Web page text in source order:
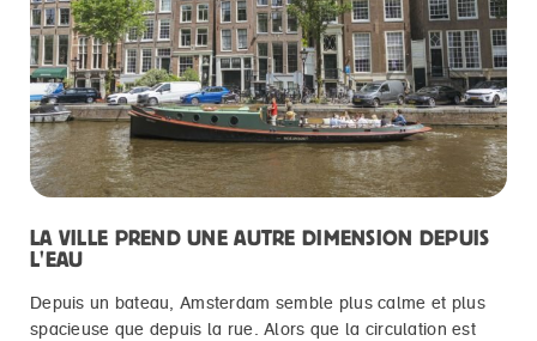
LA VILLE PREND UNE AUTRE DIMENSION DEPUIS
L'EAU
Depuis un bateau, Amsterdam semble plus calme et plus
spacieuse que depuis la rue. Alors que la circulation est